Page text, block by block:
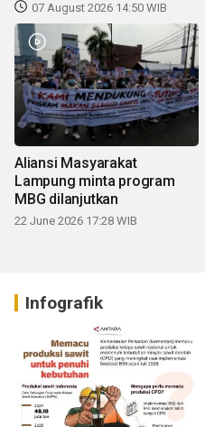
07 August 2026 14:50 WIB
Aliansi Masyarakat
Lampung minta program
MBG dilanjutkan
22 June 2026 17:28 WIB
Infografik